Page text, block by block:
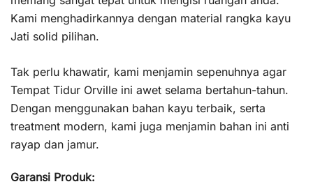
Kami menghadirkannya dengan material rangka kayu
Jati solid pilihan.
Tak perlu khawatir, kami menjamin sepenuhnya agar
Tempat Tidur Orville ini awet selama bertahun-tahun.
Dengan menggunakan bahan kayu terbaik, serta
treatment modern, kami juga menjamin bahan ini anti
rayap dan jamur.
Garansi Produk: